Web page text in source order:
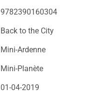
9782390160304
Back to the City
Mini-Ardenne
Mini-Planète
01-04-2019